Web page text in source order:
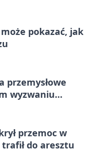
pokazać, jak
przemysłowe
wyzwaniu
przemoc w
do aresztu